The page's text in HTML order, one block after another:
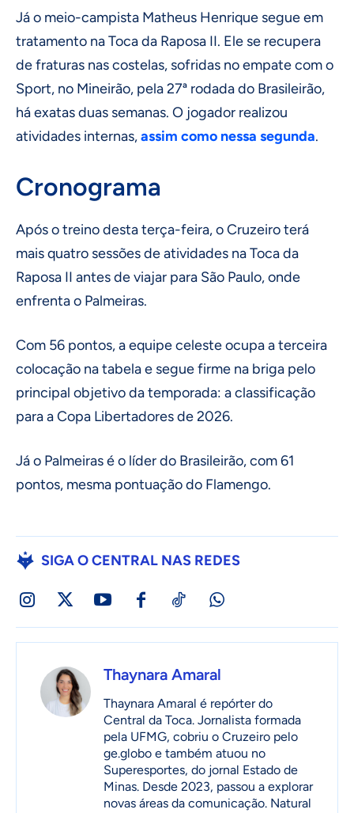
Já o meio-campista Matheus Henrique segue em
tratamento na Toca da Raposa II. Ele se recupera
de fraturas nas costelas, sofridas no empate com o
Sport, no Mineirão, pela 27ª rodada do Brasileirão,
há exatas duas semanas. O jogador realizou
atividades internas,assim como nessa segunda.
Cronograma
Após o treino desta terça-feira, o Cruzeiro terá
mais quatro sessões de atividades na Toca da
Raposa II antes de viajar para São Paulo, onde
enfrenta o Palmeiras.
Com 56 pontos, a equipe celeste ocupa a terceira
colocação na tabela e segue firme na briga pelo
principal objetivo da temporada: a classificação
para a Copa Libertadores de 2026.
Já o Palmeiras é o líder do Brasileirão, com 61
pontos, mesma pontuação do Flamengo.
SIGA O CENTRAL NAS REDES
Thaynara Amaral
Thaynara Amaral é repórter do
Central da Toca. Jornalista formada
pela UFMG, cobriu o Cruzeiro pelo
ge.globo e também atuou no
Superesportes, do jornal Estado de
Minas. Desde 2023, passou a explorar
novas áreas da comunicação. Natural